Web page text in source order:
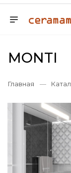
MONTI
Главная —